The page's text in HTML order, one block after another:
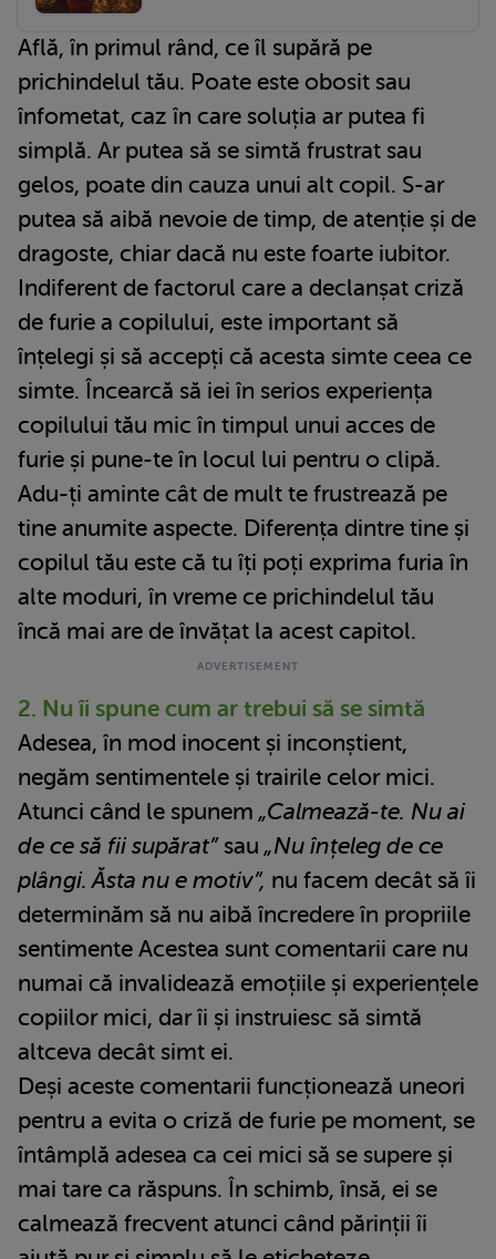
Află, în primul rând, ce îl supără pe
prichindelul tău. Poate este obosit sau
înfometat, caz în care soluția ar putea fi
simplă. Ar putea să se simtă frustrat sau
gelos, poate din cauza unui alt copil. S-ar
putea să aibă nevoie de timp, de atenție și de
dragoste, chiar dacă nu este foarte iubitor.
Indiferent de factorul care a declanșat criză
de furie a copilului, este important să
înțelegi și să accepți că acesta simte ceea ce
simte. Încearcă să iei în serios experiența
copilului tău mic în timpul unui acces de
furie și pune-te în locul lui pentru o clipă.
Adu-ți aminte cât de mult te frustrează pe
tine anumite aspecte. Diferența dintre tine și
copilul tău este că tu îți poți exprima furia în
alte moduri, în vreme ce prichindelul tău
încă mai are de învățat la acest capitol.
2. Nu îi spune cum ar trebui să se simtă
Adesea, în mod inocent și inconștient,
negăm sentimentele și trairile celor mici.
Atunci când le spunem „Calmează-te. Nu ai
de ce să fii supărat”sau „Nu înțeleg de ce
plângi. Ăsta nu e motiv”, nu facem decât să îi
determinăm să nu aibă încredere în propriile
sentimente Acestea sunt comentarii care nu
numai că invalidează emoțiile și experiențele
copiilor mici, dar îi și instruiesc să simtă
altceva decât simt ei.
Deși aceste comentarii funcționează uneori
pentru a evita o criză de furie pe moment, se
întâmplă adesea ca cei mici să se supere și
mai tare ca răspuns. În schimb, însă, ei se
calmează frecvent atunci când părinții îi